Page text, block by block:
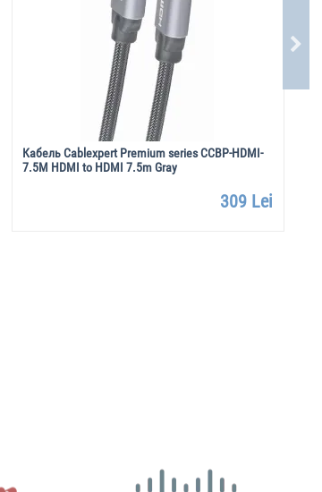
Кабель Cablexpert Premium series CCBP-HDMI-
7.5M HDMI to HDMI 7.5m Gray
309 Lei